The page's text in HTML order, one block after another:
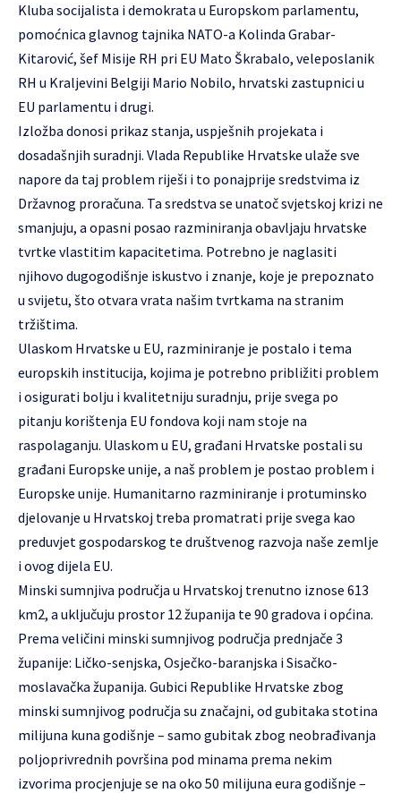
Kluba socijalista i demokrata u Europskom parlamentu,
pomoćnica glavnog tajnika NATO-a Kolinda Grabar-
Kitarović, šef Misije RH pri EU Mato Škrabalo, veleposlanik
RH u Kraljevini Belgiji Mario Nobilo, hrvatski zastupnici u
EU parlamentu i drugi.
Izložba donosi prikaz stanja, uspješnih projekata i
dosadašnjih suradnji. Vlada Republike Hrvatske ulaže sve
napore da taj problem riješi i to ponajprije sredstvima iz
Državnog proračuna. Ta sredstva se unatoč svjetskoj krizi ne
smanjuju, a opasni posao razminiranja obavljaju hrvatske
tvrtke vlastitim kapacitetima. Potrebno je naglasiti
njihovo dugogodišnje iskustvo i znanje, koje je prepoznato
u svijetu, što otvara vrata našim tvrtkama na stranim
tržištima.
Ulaskom Hrvatske u EU, razminiranje je postalo i tema
europskih institucija, kojima je potrebno približiti problem
i osigurati bolju i kvalitetniju suradnju, prije svega po
pitanju korištenja EU fondova koji nam stoje na
raspolaganju. Ulaskom u EU, građani Hrvatske postali su
građani Europske unije, a naš problem je postao problem i
Europske unije. Humanitarno razminiranje i protuminsko
djelovanje u Hrvatskoj treba promatrati prije svega kao
preduvjet gospodarskog te društvenog razvoja naše zemlje
i ovog dijela EU.
Minski sumnjiva područja u Hrvatskoj trenutno iznose 613
km2, a uključuju prostor 12 županija te 90 gradova i općina.
Prema veličini minski sumnjivog područja prednjače 3
županije: Ličko-senjska, Osječko-baranjska i Sisačko-
moslavačka županija. Gubici Republike Hrvatske zbog
minski sumnjivog područja su značajni, od gubitaka stotina
milijuna kuna godišnje – samo gubitak zbog neobrađivanja
poljoprivrednih površina pod minama prema nekim
izvorima procjenjuje se na oko 50 milijuna eura godišnje –